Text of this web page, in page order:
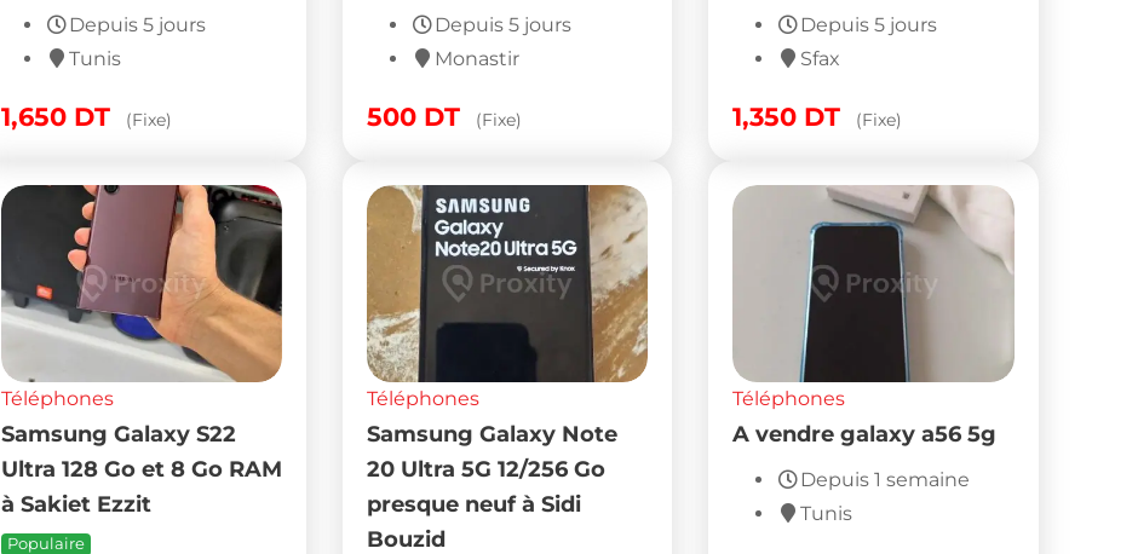
Depuis 5 jours
Tunis
1,650 DT (Fixe)
Depuis 5 jours
Monastir
500 DT (Fixe)
Depuis 5 jours
Sfax
1,350 DT (Fixe)
Téléphones
Samsung Galaxy S22
Ultra 128 Go et 8 Go RAM
à Sakiet Ezzit
Populaire
Téléphones
Samsung Galaxy Note
20 Ultra 5G 12/256 Go
presque neuf à Sidi
Bouzid
Téléphones
A vendre galaxy a56 5g
Depuis 1 semaine
Tunis